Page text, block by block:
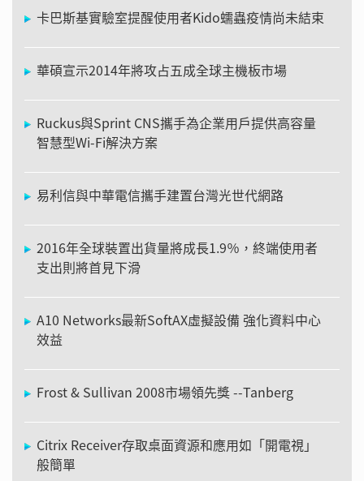
卡巴斯基實驗室提醒使用者Kido蠕蟲疫情尚未結束
華碩宣示2014年將攻占五成全球主機板市場
Ruckus與Sprint CNS攜手為企業用戶提供高容量
智慧型Wi-Fi解決方案
易利信與中華電信攜手建置台灣光世代網路
2016年全球裝置出貨量將成長1.9％，終端使用者
支出則將首見下滑
A10 Networks最新SoftAX虛擬設備 強化資料中心
效益
Frost & Sullivan 2008市場領先獎 --Tanberg
Citrix Receiver存取桌面資源和應用如「開電視」
般簡單